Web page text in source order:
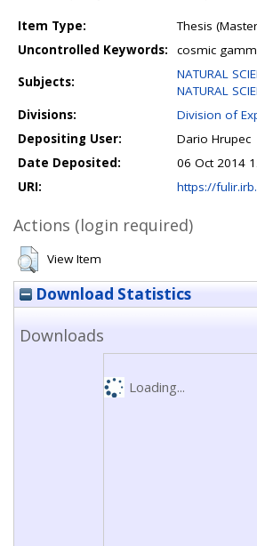
Item Type:
Thesis
Uncontrolled Keywords:
cosmic
Subjects:
NATURAL
NATURAL
Divisions:
Division of
Depositing User:
Dario Hrupec
Date Deposited:
06 Oct 2014
URI:
https://
Actions (login required)
View Item
Download Statistics
Downloads
Loading...